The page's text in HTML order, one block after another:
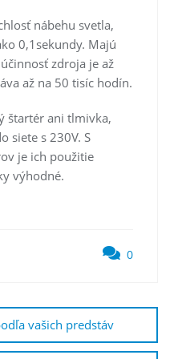
nábehu svetla,
0,1sekundy. Majú
zdroja je až
až na 50 tisíc hodín.
štartér ani tlmivka,
siete s 230V. S
je ich použitie
výhodné.
0
vašich predstáv